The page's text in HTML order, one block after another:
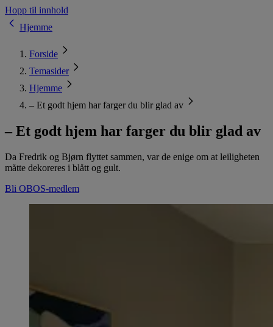
Hopp til innhold
Hjemme
Forside
Temasider
Hjemme
– Et godt hjem har farger du blir glad av
– Et godt hjem har farger du blir glad av
Da Fredrik og Bjørn flyttet sammen, var de enige om at leiligheten
måtte dekoreres i blått og gult.
Bli OBOS-medlem